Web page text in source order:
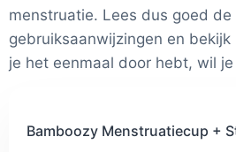
menstruatie. Lees dus goed de
gebruiksaanwijzingen en
je het eenmaal door hebt, wil
Bamboozy Menstruatiecup +